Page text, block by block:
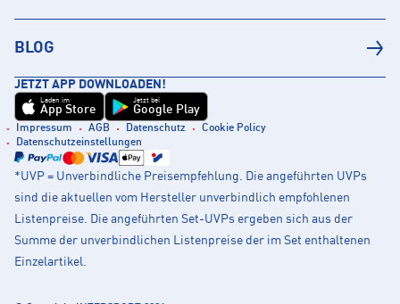
BLOG
JETZT APP DOWNLOADEN!
Laden im
App Store
Jetzt bei
Google Play
Impressum AGB Datenschutz
Cookie Policy
Datenschutzeinstellungen
*UVP = Unverbindliche Preisempfehlung. Die angeführten UVPs
sind die aktuellen vom Hersteller unverbindlich empfohlenen
Listenpreise. Die angeführten Set-UVPs ergeben sich aus der
Summe der unverbindlichen Listenpreise der im Set enthaltenen
Einzelartikel.